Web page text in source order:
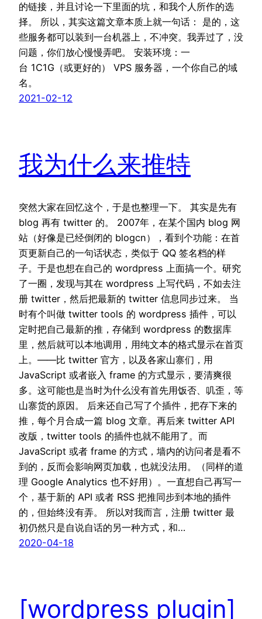
的链接，并且讨论一下里面的坑，和我个人所作的选
择。 所以，其实这篇文章本质上就一句话： 是的，这
些服务都可以装到一台机器上，不冲突。我弄过了，没
问题，你们放心慢慢弄吧。 安装环境：一
台 1C1G（或更好的） VPS 服务器，一个你自己的域
名。
2021-02-12
我为什么来推特
突然大家在回忆这个，于是也整理一下。 其实是先有
blog 再有 twitter 的。 2007年，在某个国内 blog 网
站（好像是已经倒闭的 blogcn），看到个功能：在首
页更新自己的一句话状态，类似于 QQ 签名档的样
子。于是也想在自己的 wordpress 上面搞一个。研究
了一圈，发现与其在 wordpress 上写代码，不如去注
册 twitter，然后把最新的 twitter 信息同步过来。 当
时有个叫做 twitter tools 的 wordpress 插件，可以
定时把自己最新的推，存储到 wordpress 的数据库
里，然后就可以本地调用，用纯文本的格式显示在首页
上。——比 twitter 官方，以及各家山寨们，用
JavaScript 或者嵌入 frame 的方式显示，要清爽很
多。这可能也是当时为什么没有首先用饭否、叽歪，等
山寨货的原因。 后来还自己写了个插件，把存下来的
推，每个月合成一篇 blog 文章。再后来 twitter API
改版，twitter tools 的插件也就不能用了。而
JavaScript 或者 frame 的方式，墙内的访问者是看不
到的，反而会影响网页加载，也就没法用。（同样的道
理 Google Analytics 也不好用）。一直想自己再写一
个，基于新的 API 或者 RSS 把推同步到本地的插件
的，但始终没有弄。 所以对我而言，注册 twitter 最
初仍然只是自说自话的另一种方式，和…
2020-04-18
[wordpress plugin]